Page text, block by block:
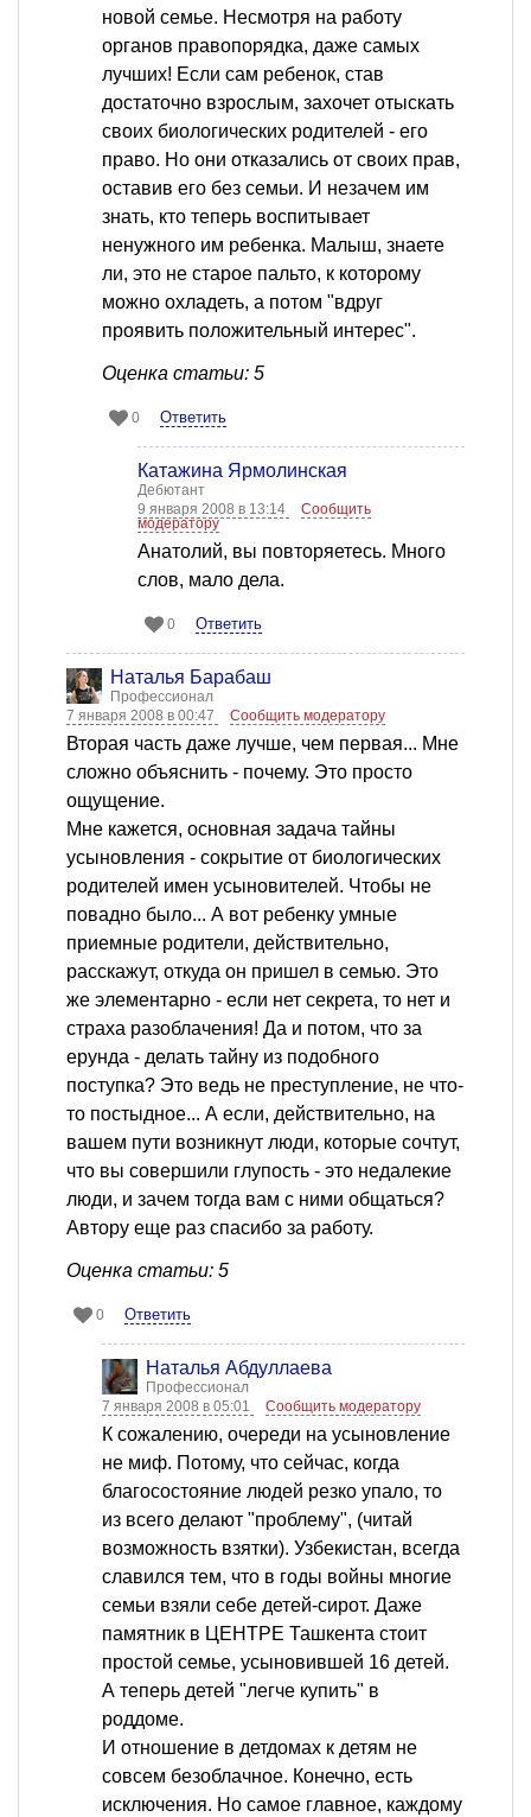
новой семье. Несмотря на работу
органов правопорядка, даже самых
лучших! Если сам ребенок, став
достаточно взрослым, захочет отыскать
своих биологических родителей - его
право. Но они отказались от своих прав,
оставив его без семьи. И незачем им
знать, кто теперь воспитывает
ненужного им ребенка. Малыш, знаете
ли, это не старое пальто, к которому
можно охладеть, а потом "вдруг
проявить положительный интерес".
Оценка статьи: 5
0 Ответить
Катажина Ярмолинская
Дебютант
9 января 2008 в 13:14
Сообщить
модератору
Анатолий, вы повторяетесь. Много
слов, мало дела.
0 Ответить
Наталья Барабаш
Профессионал
7 января 2008 в 00:47
Сообщить модератору
Вторая часть даже лучше, чем первая... Мне
сложно объяснить - почему. Это просто
ощущение.
Мне кажется, основная задача тайны
усыновления - сокрытие от биологических
родителей имен усыновителей. Чтобы не
повадно было... А вот ребенку умные
приемные родители, действительно,
расскажут, откуда он пришел в семью. Это
же элементарно - если нет секрета, то нет и
страха разоблачения! Да и потом, что за
ерунда - делать тайну из подобного
поступка? Это ведь не преступление, не что-
то постыдное... А если, действительно, на
вашем пути возникнут люди, которые сочтут,
что вы совершили глупость - это недалекие
люди, и зачем тогда вам с ними общаться?
Автору еще раз спасибо за работу.
Оценка статьи: 5
0 Ответить
Наталья Абдуллаева
Профессионал
7 января 2008 в 05:01
Сообщить модератору
К сожалению, очереди на усыновление
не миф. Потому, что сейчас, когда
благосостояние людей резко упало, то
из всего делают "проблему", (читай
возможность взятки). Узбекистан, всегда
славился тем, что в годы войны многие
семьи взяли себе детей-сирот. Даже
памятник в ЦЕНТРЕ Ташкента стоит
простой семье, усыновившей 16 детей.
А теперь детей "легче купить" в
роддоме.
И отношение в детдомах к детям не
совсем безоблачное. Конечно, есть
исключения. Но самое главное, каждому